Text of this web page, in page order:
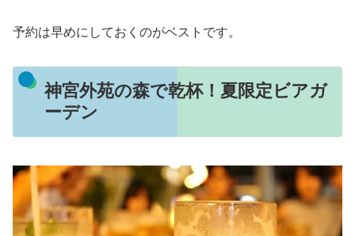
予約は早めにしておくのがベストです。
神宮外苑の森で乾杯！夏限定ビアガ
ーデン